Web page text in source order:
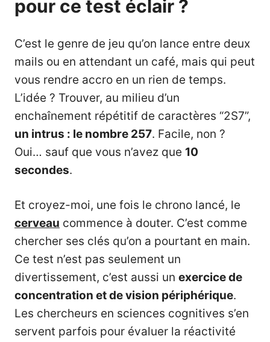
pour ce test éclair ?
C’est le genre de jeu qu’on lance entre deux
mails ou en attendant un café, mais qui peut
vous rendre accro en un rien de temps.
L’idée ? Trouver, au milieu d’un
enchaînement répétitif de caractères “2S7”,
un intrus : le nombre 257. Facile, non ?
Oui… sauf que vous n’avez que 10
secondes.
Et croyez-moi, une fois le chrono lancé, le
cerveau commence à douter. C’est comme
chercher ses clés qu’on a pourtant en main.
Ce test n’est pas seulement un
divertissement, c’est aussi un exercice de
concentration et de vision périphérique.
Les chercheurs en sciences cognitives s’en
servent parfois pour évaluer la réactivité